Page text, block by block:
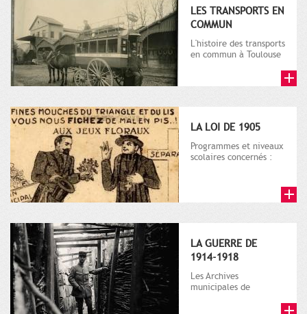
LES TRANSPORTS EN
COMMUN
L'histoire des transports
en commun à Toulouse
LA LOI DE 1905
Programmes et niveaux
scolaires concernés :
LA GUERRE DE
1914-1918
Les Archives
municipales de